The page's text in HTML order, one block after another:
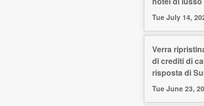
Tue July 14,
Verra
di crediti di
risposta di
Tue June 23,